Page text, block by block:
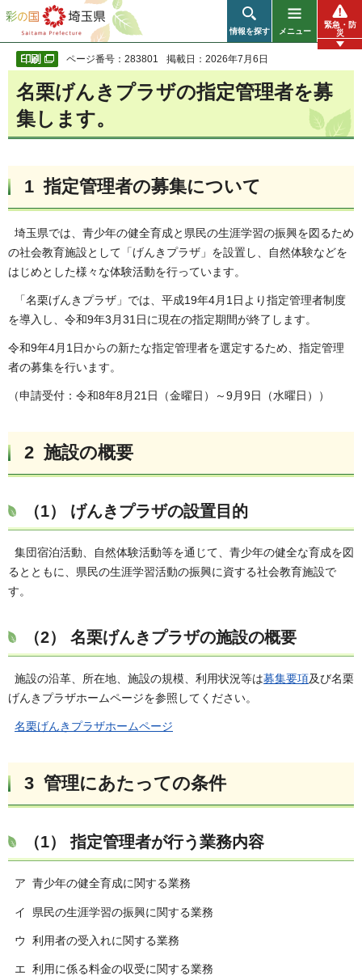
彩の国 埼玉県
情報を探す メニュー
緊急・防
災
ページ番号：283801 掲載日：2026年7月6日
名栗げんきプラザの指定管理者を募
集します。
1 指定管理者の募集について
埼玉県では、青少年の健全育成と県民の生涯学習の振興を図るため
の社会教育施設として「げんきプラザ」を設置し、自然体験などを
はじめとした様々な体験活動を行っています。
「名栗げんきプラザ」では、平成19年4月1日より指定管理者制度
を導入し、令和9年3月31日に現在の指定期間が終了します。
令和9年4月1日からの新たな指定管理者を選定するため、指定管理
者の募集を行います。
（申請受付：令和8年8月21日（金曜日）～9月9日（水曜日））
2 施設の概要
（1） げんきプラザの設置目的
集団宿泊活動、自然体験活動等を通じて、青少年の健全な育成を図
るとともに、県民の生涯学習活動の振興に資する社会教育施設で
す。
（2） 名栗げんきプラザの施設の概要
施設の沿革、所在地、施設の規模、利用状況等は募集要項及び名栗
げんきプラザホームページを参照してください。
名栗げんきプラザホームページ
3 管理にあたっての条件
（1） 指定管理者が行う業務内容
ア 青少年の健全育成に関する業務
イ 県民の生涯学習の振興に関する業務
ウ 利用者の受入れに関する業務
エ 利用に係る料金の収受に関する業務